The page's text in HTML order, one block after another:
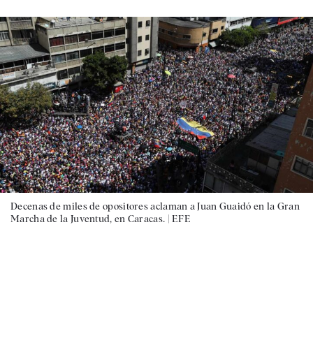
Decenas de miles de opositores aclaman a Juan Guaidó en la Gran
Marcha de la Juventud, en Caracas. |EFE